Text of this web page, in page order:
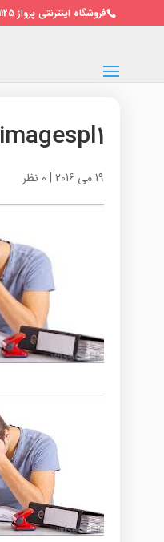
فروشگاه اینترنتی پرواز 09128501125 / 02122691010
imagespl1
19 می 2016 | 0 نظر